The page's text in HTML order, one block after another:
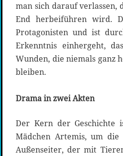
man sich darauf verlassen,
End herbeiführen wird.
Protagonisten und ist
Erkenntnis einhergeht,
Wunden, die niemals ganz
bleiben.
Drama in zwei Akten
Der Kern der Geschichte
Mädchen Artemis, um die
Außenseiter, der mit